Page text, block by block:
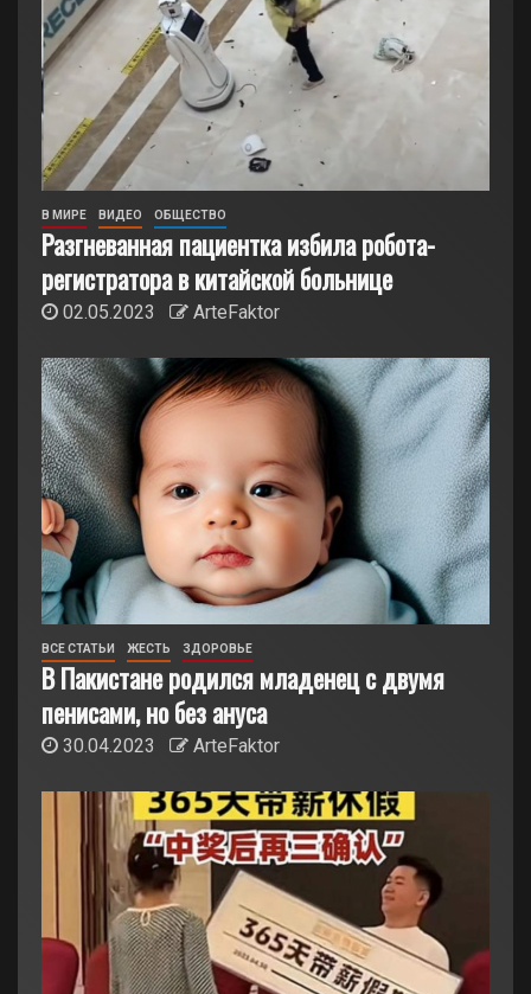
В МИРЕ ВИДЕО ОБЩЕСТВО
Разгневанная пациентка избила робота-
регистратора в китайской больнице
02.05.2023 ArteFaktor
ВСЕ СТАТЬИ ЖЕСТЬ ЗДОРОВЬЕ
В Пакистане родился младенец с двумя
пенисами, но без ануса
30.04.2023 ArteFaktor